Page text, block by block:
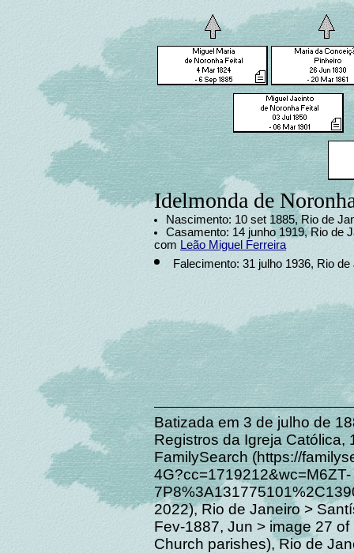
Idelmonda de
Nascimento: 10 set 1885, Rio de
Casamento: 14 junho 1919, Rio de
com Leão Miguel Ferreira
Falecimento: 31 julho 1936, Rio
Batizada em 3 de julho de
Registros da Igreja Católica,
FamilySearch (https://
4G?cc=1719212&wc=M6ZT-
2022), Rio de Janeiro >
Fev-1887, Jun > image 27
Church parishes), Rio de